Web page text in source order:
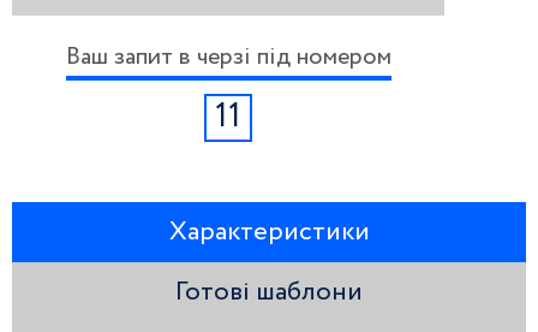
Ваш запит в черзі під номером
11
Характеристики
Готові шаблони